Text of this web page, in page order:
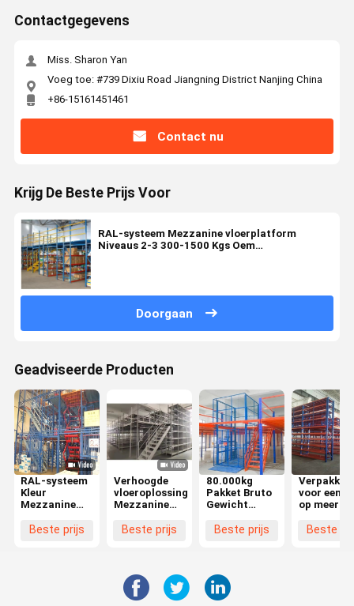
Contactgegevens
Miss. Sharon Yan
Voeg toe: #739 Dixiu Road Jiangning District Nanjing China
+86-15161451461
Contact nu
Krijg De Beste Prijs Voor
RAL-systeem Mezzanine vloerplatform
Niveaus 2-3 300-1500 Kgs Oem
Doorgaan
Geadviseerde Producten
RAL-systeem
Kleur
Mezzanine
Capaciteit
Beste prijs
Verhoogde
vloeroplossing
Mezzanine
niveaus met
Beste prijs
80.000kg
Pakket Bruto
Gewicht
Mezzanine
Beste prijs
voor een
op
trappen
Beste